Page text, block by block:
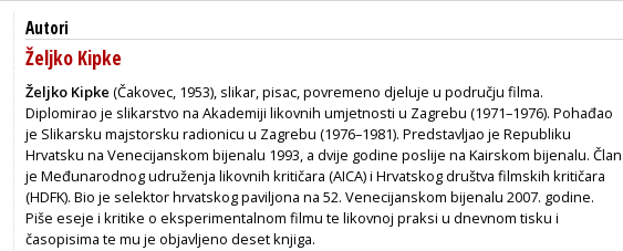
Autori
Željko Kipke
Željko Kipke (Čakovec, 1953), slikar, pisac, povremeno djeluje u području filma.
Diplomirao je slikarstvo na Akademiji likovnih umjetnosti u Zagrebu (1971–1976). Pohađao
je Slikarsku majstorsku radionicu u Zagrebu (1976–1981). Predstavljao je Republiku
Hrvatsku na Venecijanskom bijenalu 1993, a dvije godine poslije na Kairskom bijenalu. Član
je Međunarodnog udruženja likovnih kritičara (AICA) i Hrvatskog društva filmskih kritičara
(HDFK). Bio je selektor hrvatskog paviljona na 52. Venecijanskom bijenalu 2007. godine.
Piše eseje i kritike o eksperimentalnom filmu te likovnoj praksi u dnevnom tisku i
časopisima te mu je objavljeno deset knjiga.